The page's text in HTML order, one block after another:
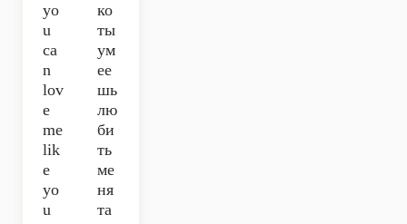
yo
u
ca
n
lov
e
me
lik
e
yo
u
ко
ты
ум
ее
шь
лю
би
ть
ме
ня
та